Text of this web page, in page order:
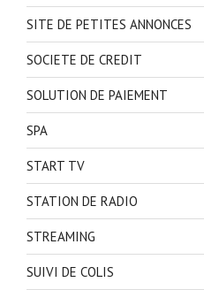
SITE DE PETITES ANNONCES
SOCIETE DE CREDIT
SOLUTION DE PAIEMENT
SPA
START TV
STATION DE RADIO
STREAMING
SUIVI DE COLIS